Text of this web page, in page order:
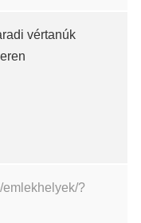
vértanúk
emlekhelyek/?